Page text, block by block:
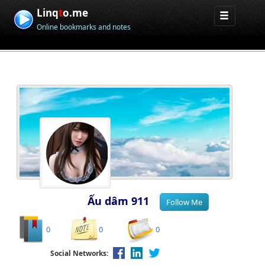
Linqto.me
Online bookmarks and notes
Ấu dâm 911
0 0 0
Social Networks: